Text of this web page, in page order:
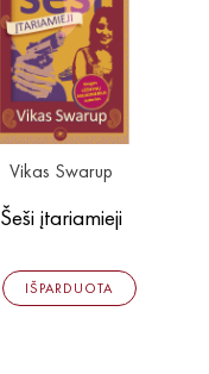
Vikas Swarup
Šeši įtariamieji
IŠPARDUOTA